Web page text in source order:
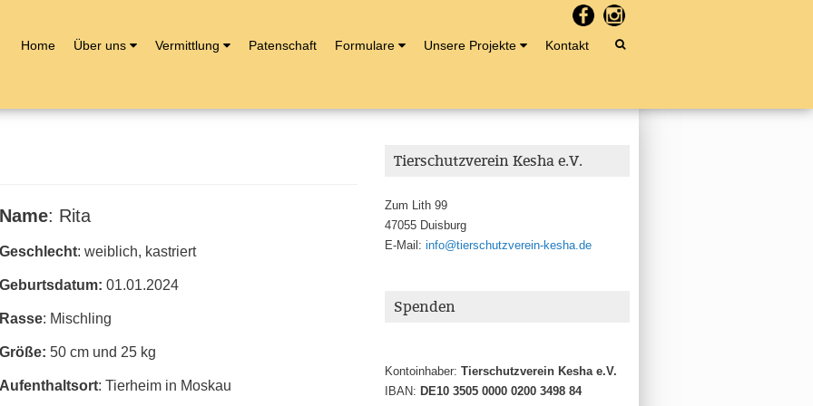
Home Über uns Vermittlung Patenschaft Formulare Unsere Projekte Kontakt
Name: Rita
Geschlecht: weiblich, kastriert
Geburtsdatum: 01.01.2024
Rasse: Mischling
Größe: 50 cm und 25 kg
Aufenthaltsort: Tierheim in Moskau
Tierschutzverein Kesha e.V.
Zum Lith 99
47055 Duisburg
E-Mail: info@tierschutzverein-kesha.de
Spenden
Kontoinhaber: Tierschutzverein Kesha e.V.
IBAN: DE10 3505 0000 0200 3498 84